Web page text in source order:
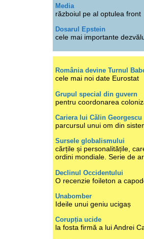
Media
războiul pe al optulea front
Dosarul Epstein
cele mai importante
România devine Turnul
cele mai noi date Eurostat
Grupul special din guvern
pentru coordonarea
Cariera lui Călin Georgescu
parcursul unui om din
Sursele globalismului
cărțile și personalitățile,
ordini mondiale. Serie de
Declinul Occidentului
O recenzie foileton a
Unabomber
Ideile unui geniu ucigaș
Corupția ucide
la fosta firmă a lui Andrei